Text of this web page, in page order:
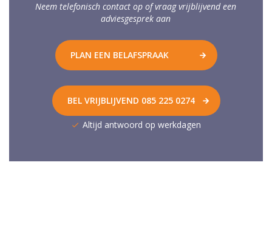
Neem telefonisch contact op of vraag vrijblijvend een
adviesgesprek aan
PLAN EEN BELAFSPRAAK
BEL VRIJBLIJVEND 085 225 0274
Altijd antwoord op werkdagen